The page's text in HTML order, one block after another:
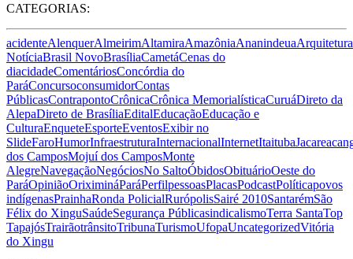
CATEGORIAS:
acidenteAlenquerAlmeirimAltamiraAmazôniaAnanindeuaArquitetura
NotíciaBrasil NovoBrasíliaCametáCenas do
diacidadeComentáriosConcórdia do
ParáConcursoconsumidorContas
PúblicasContrapontoCrônicaCrônica MemorialísticaCuruáDireto da
AlepaDireto de BrasíliaEditalEducaçãoEducação e
CulturaEnqueteEsporteEventosExibir no
SlideFaroHumorInfraestruturaInternacionalInternetItaituba
dos CamposMojuí dos CamposMonte
AlegreNavegaçãoNegóciosNo SaltoÓbidosObituárioOeste do
ParáOpiniãoOriximináParáPerfilpessoasPlacasPodcastPolíticapovos
indígenasPrainhaRonda PolicialRurópolisSairé 2010SantarémSão
Félix do XinguSaúdeSegurança PúblicasindicalismoTerra SantaTop
TapajósTrairãotrânsitoTribunaTurismoUfopaUncategorizedVitória
do Xingu